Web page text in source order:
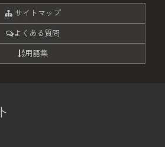
サイトマップ
よくある質問
用語集